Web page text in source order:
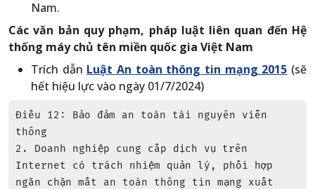
Nam.
Các văn bản quy phạm, pháp luật liên quan đến Hệ
thống máy chủ tên miền quốc gia Việt Nam
Trích dẫn Luật An toàn thông tin mạng 2015 (sẽ
hết hiệu lực vào ngày 01/7/2024)
Điều 12: Bảo đảm an toàn tài nguyên viễn
thông
2. Doanh nghiệp cung cấp dịch vụ trên
Internet có trách nhiệm quản lý, phối hợp
ngăn chặn mất an toàn thông tin mạng xuất